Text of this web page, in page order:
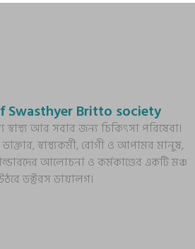
Swasthyer Britto society
আর সবার জন্য চিকিৎসা পরিষেবা।
স্বাস্থ্যকর্মী, রোগী ও আপামর মানুষ,
হোল্ডারদের আলোচনা ও কর্মকাণ্ডের একটি মঞ্চ
ডক্টরস ডায়ালগ।